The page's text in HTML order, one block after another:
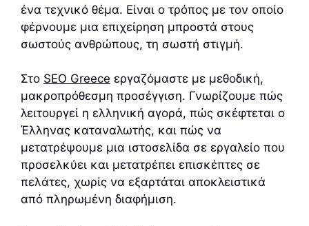
ένα τεχνικό θέμα. Είναι ο τρόπος με τον οποίο
φέρνουμε μια επιχείρηση μπροστά στους
σωστούς ανθρώπους, τη σωστή στιγμή.
Στο SEO Greece εργαζόμαστε με μεθοδική,
μακροπρόθεσμη προσέγγιση. Γνωρίζουμε πώς
λειτουργεί η ελληνική αγορά, πώς σκέφτεται ο
Έλληνας καταναλωτής, και πώς να
μετατρέψουμε μια ιστοσελίδα σε εργαλείο που
προσελκύει και μετατρέπει επισκέπτες σε
πελάτες, χωρίς να εξαρτάται αποκλειστικά
από πληρωμένη διαφήμιση.